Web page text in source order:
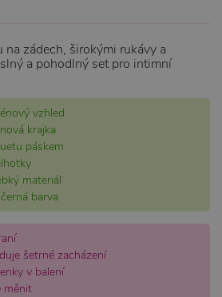
zádech, širokými rukávy a
a pohodlný set pro intimní
vzhled
krajka
páskem
materiál
barva
šetrné zacházení
v balení
měnit